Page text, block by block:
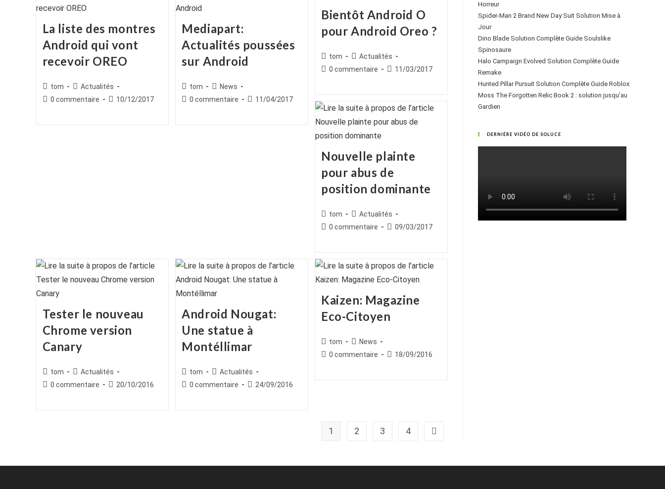
La liste des montres
Android qui vont
recevoir OREO
Auteur/autrice
de
tom
Post
category:
Actualités
Commentaires
0 commentaire
Publication
10/12/2017
Mediapart:
Actualités poussées
sur Android
Auteur/autrice
de
tom
Post
category:
News
Commentaires
0 commentaire
Publication
11/04/2017
Bientôt Android O
pour Android Oreo ?
Auteur/autrice
de
tom
Post
category:
Actualités
Commentaires
publication :
0 commentaire
Publication
11/03/2017
Nouvelle plainte
pour abus de
position dominante
Auteur/autrice
de
tom
Post
category:
Actualités
Commentaires
publication :
0 commentaire
Publication
09/03/2017
Tester le nouveau
Chrome version
Canary
Auteur/autrice
de
tom
Post
category:
Actualités
Commentaires
0 commentaire
Publication
20/10/2016
Android Nougat:
Une statue à
Montéllimar
Auteur/autrice
de
tom
Post
category:
Actualités
Commentaires
0 commentaire
Publication
24/09/2016
Kaizen: Magazine
Eco-Citoyen
Auteur/autrice
de
tom
Post
category:
News
Commentaires
0 commentaire
Publication
18/09/2016
1 2 3 4
Horreur
Spider-Man 2 Brand New Day Suit Solution Mise à
Jour
Dino Blade Solution Complète Guide Soulslike
Spinosaure
Halo Campaign Evolved Solution Complète Guide
Remake
Hunted Pillar Pursuit Solution Complète Guide Roblox
Moss The Forgotten Relic Book 2 : solution jusqu’au
Gardien
DERNIÈRE VIDÉO DE SOLUCE